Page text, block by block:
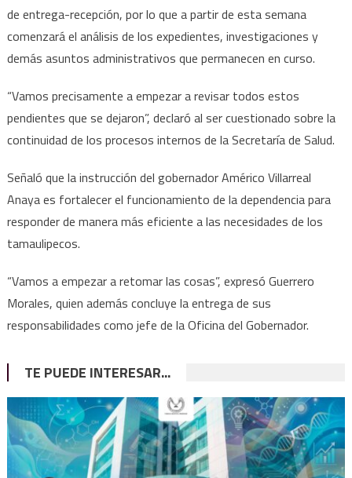
de entrega-recepción, por lo que a partir de esta semana
comenzará el análisis de los expedientes, investigaciones y
demás asuntos administrativos que permanecen en curso.
“Vamos precisamente a empezar a revisar todos estos
pendientes que se dejaron”, declaró al ser cuestionado sobre la
continuidad de los procesos internos de la Secretaría de Salud.
Señaló que la instrucción del gobernador Américo Villarreal
Anaya es fortalecer el funcionamiento de la dependencia para
responder de manera más eficiente a las necesidades de los
tamaulipecos.
“Vamos a empezar a retomar las cosas”, expresó Guerrero
Morales, quien además concluye la entrega de sus
responsabilidades como jefe de la Oficina del Gobernador.
TE PUEDE INTERESAR...